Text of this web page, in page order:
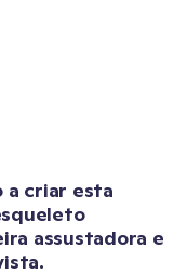
a criar esta
assustadora e